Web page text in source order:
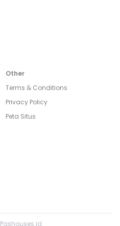
Other
Terms & Conditions
Privacy Policy
Peta Situs
Pashouses.id.